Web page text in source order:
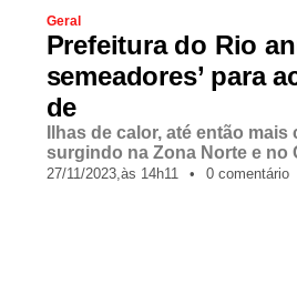
Geral
Prefeitura do Rio
semeadores’ para
de
Ilhas de calor, até então
surgindo na Zona Norte e no
27/11/2023,às 14h11 • 0 comentário